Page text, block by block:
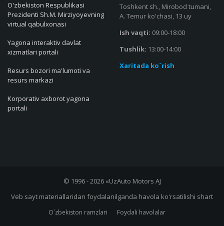
O'zbekiston Respublikasi
Prezidenti Sh.M. Mirziyoyevning
virtual qabulxonasi
Yagona interaktiv davlat
xizmatlari portali
Resurs bozori ma'lumoti va
resurs markazi
Korporativ axborot yagona
portali
Toshkent sh., Mirobod tumani,
A. Temur ko'chasi, 13 uy
Ish vaqti: 09:00-18:00
Tushlik: 13:00-14:00
Xaritada ko`rish
© 1996 - 2026 «UzAuto Motors AJ
Veb sayt materiallaridan foydalanilganda havola ko'rsatilishi shart
O`zbekiston ramzlari Foydali havolalar